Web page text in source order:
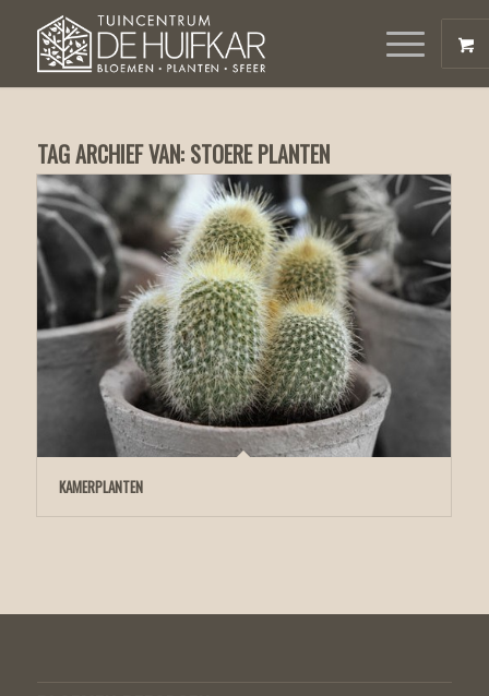
TAG ARCHIEF VAN: STOERE PLANTEN
KAMERPLANTEN